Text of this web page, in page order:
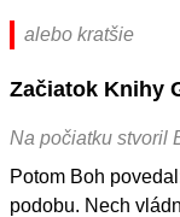
alebo kratšie
Začiatok Knihy
Na počiatku stvoril
Potom Boh
podobu. Nech